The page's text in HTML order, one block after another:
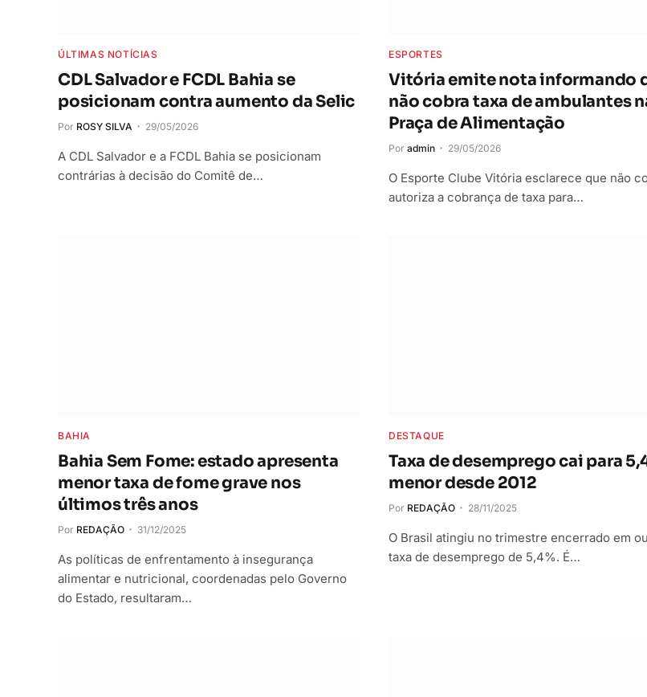
ÚLTIMAS NOTÍCIAS
CDL Salvador e FCDL Bahia se
posicionam contra aumento da Selic
Por ROSY SILVA 29/05/2026
A CDL Salvador e a FCDL Bahia se posicionam
contrárias à decisão do Comitê de…
ESPORTES
Vitória emite nota informando
não cobra taxa de ambulantes
Praça de Alimentação
Por admin 29/05/2026
O Esporte Clube Vitória esclarece que não
autoriza a cobrança de taxa para…
BAHIA
Bahia Sem Fome: estado apresenta
menor taxa de fome grave nos
últimos três anos
Por REDAÇÃO 31/12/2025
As políticas de enfrentamento à insegurança
alimentar e nutricional, coordenadas pelo Governo
do Estado, resultaram…
DESTAQUE
Taxa de desemprego cai para
menor desde 2012
Por REDAÇÃO 28/11/2025
O Brasil atingiu no trimestre encerrado em
taxa de desemprego de 5,4%. É…